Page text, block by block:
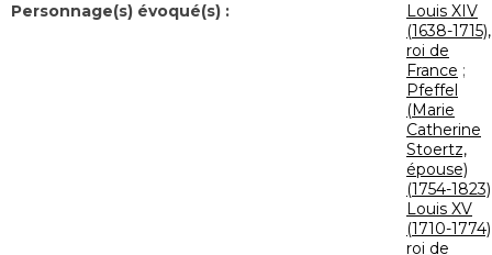
Personnage(s) évoqué(s) :
Louis XIV
(1638-1715),
roi de
France ;
Pfeffel
(Marie
Catherine
Stoertz,
épouse)
(1754-1823)
Louis XV
(1710-
roi de